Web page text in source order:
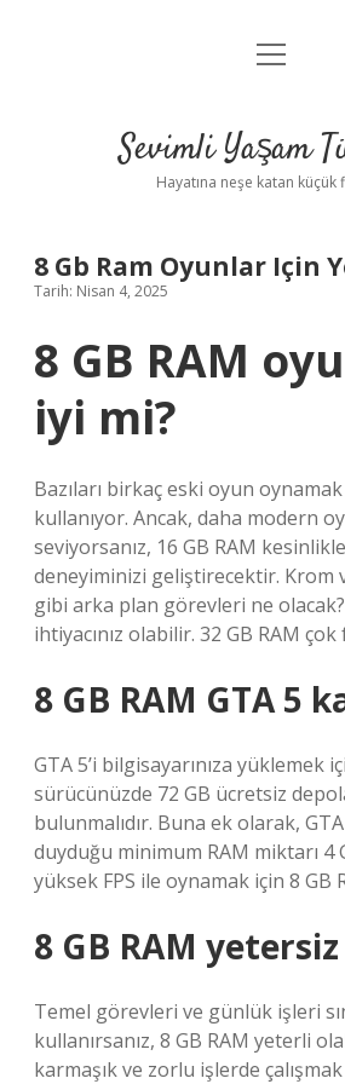
Anasayfa
Yasal Uyarı
menüyü
Sevimli Yaşam
Hayatına neşe katan küçük
8 Gb Ram Oyunlar Için
Tarih: Nisan 4, 2025
8 GB RAM
iyi mi?
Bazıları birkaç eski oyun
kullanıyor. Ancak, daha modern
seviyorsanız, 16 GB RAM
deneyiminizi geliştirecektir. Krom
gibi arka plan görevleri ne olacak?
ihtiyacınız olabilir. 32 GB RAM
8 GB RAM GTA 5
GTA 5’i bilgisayarınıza yüklemek
sürücünüzde 72 GB ücretsiz
bulunmalıdır. Buna ek olarak,
duyduğu minimum RAM miktarı 4
yüksek FPS ile oynamak için 8 GB
8 GB RAM
Temel görevleri ve günlük işleri
kullanırsanız, 8 GB RAM yeterli
karmaşık ve zorlu işlerde